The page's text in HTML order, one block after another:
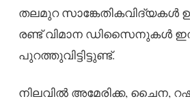
തലമുറ സാങ്കേതികവിദ്യകൾ
രണ്ട് വിമാന ഡിസൈനുകൾ
പുറത്തുവിട്ടിട്ടുണ്ട്.
നിലവിൽ അമേരിക്ക, ചൈന,